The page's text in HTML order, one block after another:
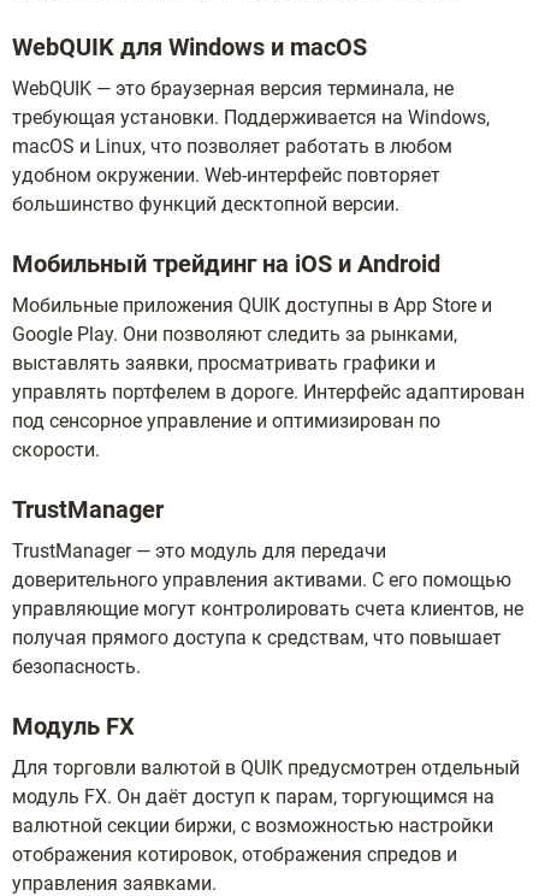
WebQUIK для Windows и macOS
WebQUIK — это браузерная версия терминала, не
требующая установки. Поддерживается на Windows,
macOS и Linux, что позволяет работать в любом
удобном окружении. Web-интерфейс повторяет
большинство функций десктопной версии.
Мобильный трейдинг на iOS и Android
Мобильные приложения QUIK доступны в App Store и
Google Play. Они позволяют следить за рынками,
выставлять заявки, просматривать графики и
управлять портфелем в дороге. Интерфейс адаптирован
под сенсорное управление и оптимизирован по
скорости.
TrustManager
TrustManager — это модуль для передачи
доверительного управления активами. С его помощью
управляющие могут контролировать счета клиентов, не
получая прямого доступа к средствам, что повышает
безопасность.
Модуль FX
Для торговли валютой в QUIK предусмотрен отдельный
модуль FX. Он даёт доступ к парам, торгующимся на
валютной секции биржи, с возможностью настройки
отображения котировок, отображения спредов и
управления заявками.